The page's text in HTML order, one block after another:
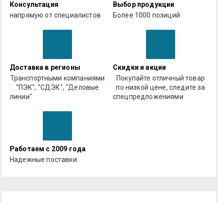
Консультация
напрямую от специалистов
Выбор продукции
Более 1000 позиций
Доставка в регионы
Транспортными компаниями
"ПЭК", "СДЭК", "Деловые
линии"
Скидки и акции
Покупайте отличный товар
по низкой цене, следите за
спецпредложениями
Работаем с 2009 года
Надежные поставки